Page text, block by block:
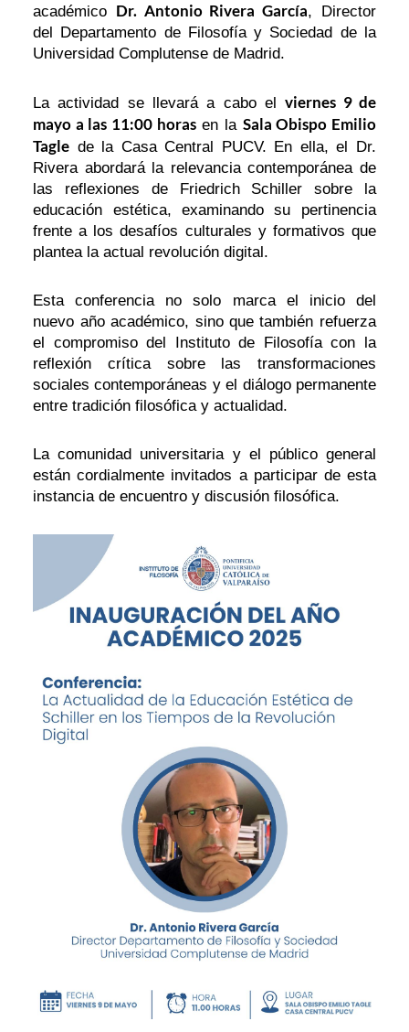
académico Dr. Antonio Rivera García, Director
del Departamento de Filosofía y Sociedad de la
Universidad Complutense de Madrid.
La actividad se llevará a cabo elviernes 9 de
mayo a las 11:00 horasen la Sala Obispo Emilio
Tagle de la Casa Central PUCV. En ella, el Dr.
Rivera abordará la relevancia contemporánea de
las reflexiones de Friedrich Schiller sobre la
educación estética, examinando su pertinencia
frente a los desafíos culturales y formativos que
plantea la actual revolución digital.
Esta conferencia no solo marca el inicio del
nuevo año académico, sino que también refuerza
el compromiso del Instituto de Filosofía con la
reflexión crítica sobre las transformaciones
sociales contemporáneas y el diálogo permanente
entre tradición filosófica y actualidad.
La comunidad universitaria y el público general
están cordialmente invitados a participar de esta
instancia de encuentro y discusión filosófica.